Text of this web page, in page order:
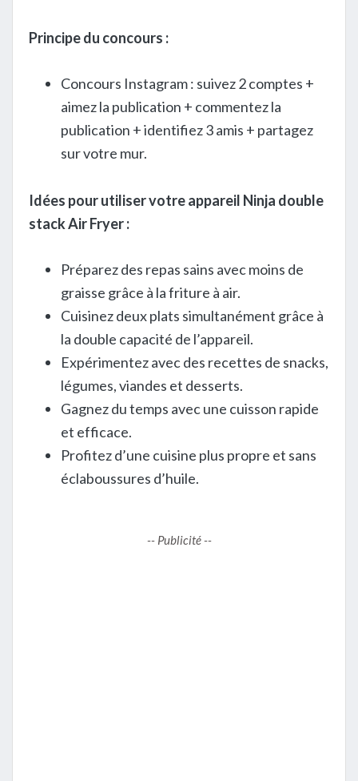
Principe du concours :
Concours Instagram : suivez 2 comptes +
aimez la publication + commentez la
publication + identifiez 3 amis + partagez
sur votre mur.
Idées pour utiliser votre appareil Ninja double
stack Air Fryer :
Préparez des repas sains avec moins de
graisse grâce à la friture à air.
Cuisinez deux plats simultanément grâce à
la double capacité de l’appareil.
Expérimentez avec des recettes de snacks,
légumes, viandes et desserts.
Gagnez du temps avec une cuisson rapide
et efficace.
Profitez d’une cuisine plus propre et sans
éclaboussures d’huile.
-- Publicité --